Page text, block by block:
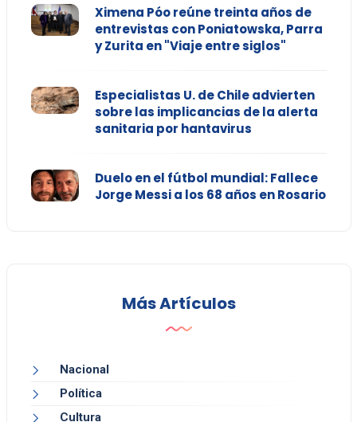
Ximena Póo reúne treinta años de
entrevistas con Poniatowska, Parra
y Zurita en "Viaje entre siglos"
Especialistas U. de Chile advierten
sobre las implicancias de la alerta
sanitaria por hantavirus
Duelo en el fútbol mundial: Fallece
Jorge Messi a los 68 años en Rosario
Más Artículos
Nacional
Política
Cultura